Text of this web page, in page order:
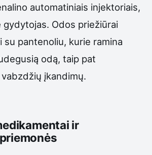
automatiniais injektoriais,
gydytojas. Odos priežiūrai
su pantenoliu, kurie ramina
odą, taip pat
įkandimų.
ir